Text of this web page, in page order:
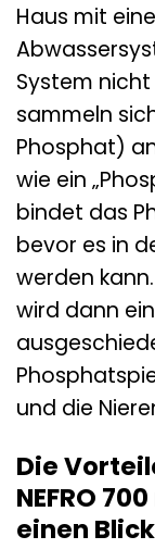
Haus mit
System
sammeln
Phosphat)
wie ein
bindet das
bevor es in
werden
wird dann
und die
Die
NEFRO
einen Blick